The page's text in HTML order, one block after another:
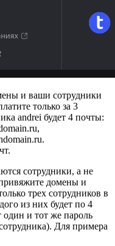
и ваши сотрудники
только за 3
andrei будет 4 почты:
сотрудники, а не
домены и
трех сотрудников в
из них будет по 4
один и тот же пароль
Для примера